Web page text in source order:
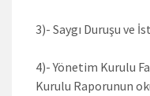
3)- Saygı Duruşu ve
4)- Yönetim Kurulu
Kurulu Raporunun